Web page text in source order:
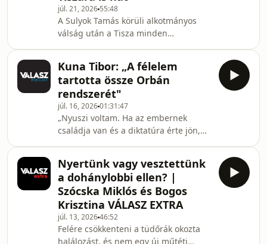
egyik legjobb kutatóját azért hívtuk
meg, hogy kibeszéljük az európai
kultúra alapjához tartozó eposz és a
kirobbanóan sikeres filmes
feldolgozás közötti hasonlóságok
júl. 21, 2026 55:48
A Sulyok Tamás körüli alkotmányos
válság után a Tisza minden
azonban néhány nap alatt megtörte a
Polgár Judit-jelölés körüli
kommunikáció: a társadalmi
egyeztetés ígérete, a villámgyors
bejelentés, majd a visszalépés és
Magyar Péter nyilvános önkritikája. A
Válasz Podcastban Benyó Rita arról
beszéget Stumpf Andrással és
Ablonczy Bálintt
Kuna Tibor: „A félelem
tartotta össze Orbán
rendszerét"
júl. 16, 202601:31:47
„Nyuszi voltam. Ha az embernek
családja van és a diktatúra érte jön,
Tibor, hogyan mentette az irháját,
amikor Rogán Antal úgy döntött, hogy
a kormányzati kommunikációs piacon
csak egy szereplő, Balásy Gyula
maradhat. Mint a Válasz Podcast
adásából kiderül, még majd'
Nyertünk vagy vesztettünk
a dohánylobbi ellen? |
Szócska Miklós és Bogos
Krisztina VÁLASZ EXTRA
júl. 13, 202646:52
Felére csökkenteni a tüdőrák okozta
halálozást, és nem egy új műtéti